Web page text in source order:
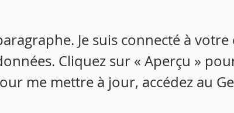
Je suis connecté à
Cliquez sur « Aperçu »
me mettre à jour, accédez au